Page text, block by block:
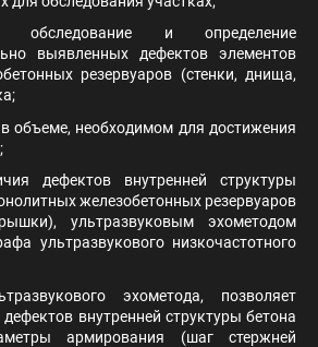
обследование и определение
выявленных дефектов элементов
резервуаров (стенки, днища,
объеме, необходимом для достижения
дефектов внутренней структуры
железобетонных резервуаров
ультразвуковым эхометодом
ультразвукового низкочастотного
эхометода, позволяет
внутренней структуры бетона
армирования (шаг стержней